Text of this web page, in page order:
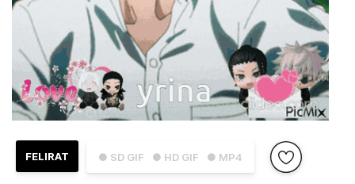
● SD GIF ● HD GIF ● MP4
FELIRAT